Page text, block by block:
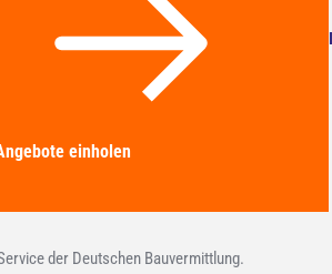
einholen
der Deutschen Bauvermittlung.